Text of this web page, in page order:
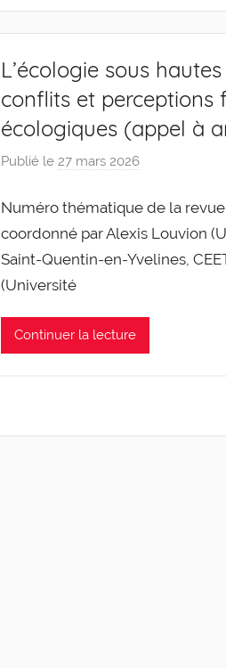
L’écologie sous
conflits et perceptions
écologiques (appel à
Publié le27 mars 2026
r
g
l
Numéro thématique de la
coordonné par Alexis Louvion
Saint-Quentin-en-Yvelines,
(Université
Continuer la lecture